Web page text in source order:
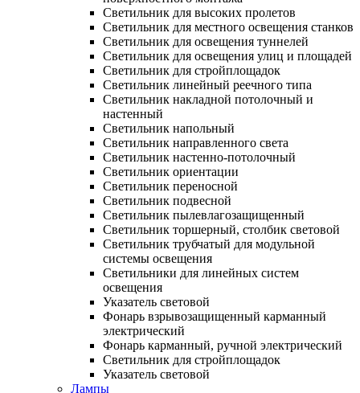
Светильник для высоких пролетов
Светильник для местного освещения станков
Светильник для освещения туннелей
Светильник для освещения улиц и площадей
Светильник для стройплощадок
Светильник линейный реечного типа
Светильник накладной потолочный и
настенный
Светильник напольный
Светильник направленного света
Светильник настенно-потолочный
Светильник ориентации
Светильник переносной
Светильник подвесной
Светильник пылевлагозащищенный
Светильник торшерный, столбик световой
Светильник трубчатый для модульной
системы освещения
Светильники для линейных систем
освещения
Указатель световой
Фонарь взрывозащищенный карманный
электрический
Фонарь карманный, ручной электрический
Светильник для стройплощадок
Указатель световой
Лампы